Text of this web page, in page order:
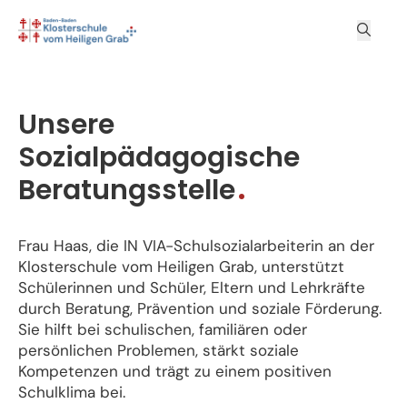
Unsere
Sozialpädagogische
Beratungsstelle
Frau Haas, die IN VIA-Schulsozialarbeiterin an der
Klosterschule vom Heiligen Grab, unterstützt
Schülerinnen und Schüler, Eltern und Lehrkräfte
durch Beratung, Prävention und soziale Förderung.
Sie hilft bei schulischen, familiären oder
persönlichen Problemen, stärkt soziale
Kompetenzen und trägt zu einem positiven
Schulklima bei.